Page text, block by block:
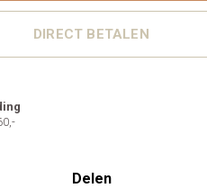
DIRECT BETALEN
Delen